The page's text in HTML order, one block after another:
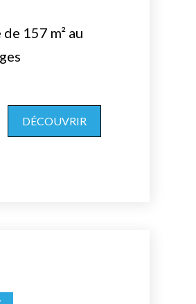
157 m² au
DÉCOUVRIR